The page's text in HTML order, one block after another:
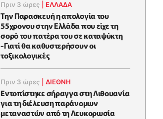
Πριν 3 ώρες ΕΛΛΑΔΑ
Την Παρασκευή η απολογία του
55χρονου στην Ελλάδα που είχε τη
σορό του πατέρα του σε καταψύκτη
-Γιατί θα καθυστερήσουν οι
τοξικολογικές
Πριν 3 ώρες |ΔΙΕΘΝΗ
Εντοπίστηκε σήραγγα στη Λιθουανία
για τη διέλευση παράνομων
μεταναστών από τη Λευκορωσία